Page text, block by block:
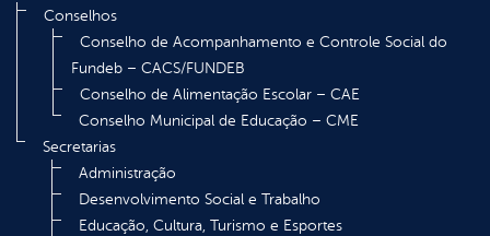
Conselhos
Conselho de Acompanhamento e Controle Social do
Fundeb – CACS/FUNDEB
Conselho de Alimentação Escolar – CAE
Conselho Municipal de Educação – CME
Secretarias
Administração
Desenvolvimento Social e Trabalho
Educação, Cultura, Turismo e Esportes